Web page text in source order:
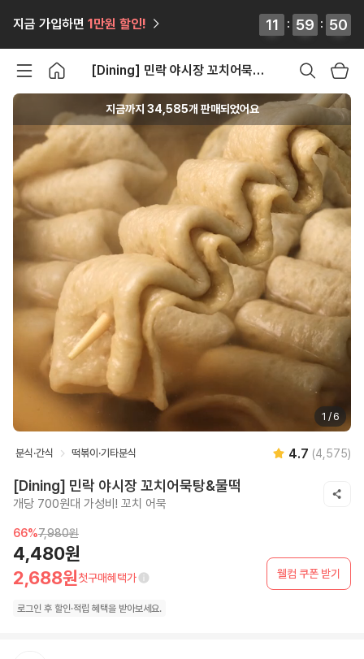
지금 가입하면 1만원 할인! 11
12
11
12 : 59
59
59
59 : 44
45
44
45
[Dining] 민락 야시장 꼬치어묵탕&물떡
1 /6
분식·간식 떡볶이·기타분식 4.7 (4,575)
[Dining] 민락 야시장 꼬치어묵탕&물떡
개당 700원대 가성비! 꼬치 어묵
66%7,980원
4,480원
2,688원첫구매혜택가 웰컴 쿠폰 받기
로그인 후 할인·적립 혜택을 받아보세요.